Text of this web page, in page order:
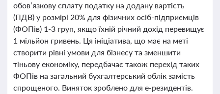
обов’язкову сплату податку на додану вартість
(ПДВ) у розмірі 20% для фізичних осіб-підприємців
(ФОПів) 1-3 груп, якщо їхній річний дохід перевищує
1 мільйон гривень. Ця ініціатива, що має на меті
створити рівні умови для бізнесу та зменшити
тіньову економіку, передбачає також перехід таких
ФОПів на загальний бухгалтерський облік замість
спрощеного. Виняток зроблено для е-резидентів.